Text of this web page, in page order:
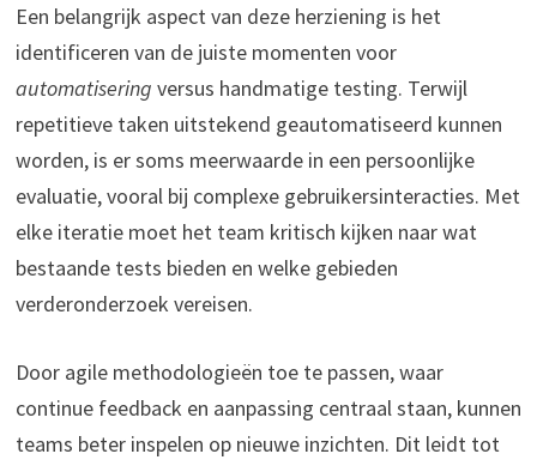
Een belangrijk aspect van deze herziening is het
identificeren van de juiste momenten voor
automatisering versus handmatige testing. Terwijl
repetitieve taken uitstekend geautomatiseerd kunnen
worden, is er soms meerwaarde in een persoonlijke
evaluatie, vooral bij complexe gebruikersinteracties. Met
elke iteratie moet het team kritisch kijken naar wat
bestaande tests bieden en welke gebieden
verderonderzoek vereisen.
Door agile methodologieën toe te passen, waar
continue feedback en aanpassing centraal staan, kunnen
teams beter inspelen op nieuwe inzichten. Dit leidt tot